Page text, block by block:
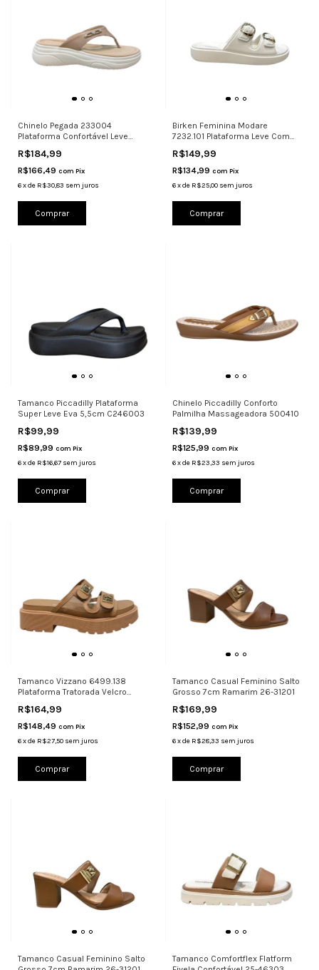
Chinelo Pegada 233004
Plataforma Confortável Leve
R$184,99
R$166,49 com Pix
6xde R$30,83 sem juros
Comprar
Birken Feminina Modare
7232.101 Plataforma Leve Com
R$149,99
R$134,99 com Pix
6 xde R$25,00 sem juros
Comprar
Tamanco Piccadilly Plataforma
Super Leve Eva 5,5cm C246003
R$99,99
R$89,99 com Pix
6xde R$16,67 sem juros
Comprar
Chinelo Piccadilly Conforto
Palmilha Massageadora 500410
R$139,99
R$125,99 com Pix
6 xde R$23,33 sem juros
Comprar
Tamanco Vizzano 6499.138
Plataforma Tratorada Velcro
R$164,99
R$148,49 com Pix
6xde R$27,50 sem juros
Comprar
Tamanco Casual Feminino Salto
Grosso 7cm Ramarim 26-31201
R$169,99
R$152,99 com Pix
6 xde R$28,33 sem juros
Comprar
Tamanco Casual Feminino Salto
Tamanco Comfortflex Flatform